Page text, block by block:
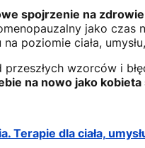
spojrzenie na
jako czas
poziomie ciała,
wzorców i
na nowo jako kobieta
dla ciała,